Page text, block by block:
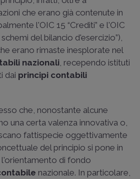
che erano già contenute in
l'OIC 15 “Crediti” e l'OIC
del bilancio d'esercizio”),
erano rimaste inesplorate nel
nazionali , recependo istituti
dai principi contabili
che, nonostante alcune
una certa valenza innovativa o,
fattispecie oggettivamente
del principio si pone in
di fondo
nazionale. In particolare,